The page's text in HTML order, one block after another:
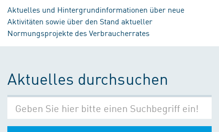
Aktuelles und Hintergrundinformationen über neue
Aktivitäten sowie über den Stand aktueller
Normungsprojekte des Verbraucherrates
Aktuelles durchsuchen